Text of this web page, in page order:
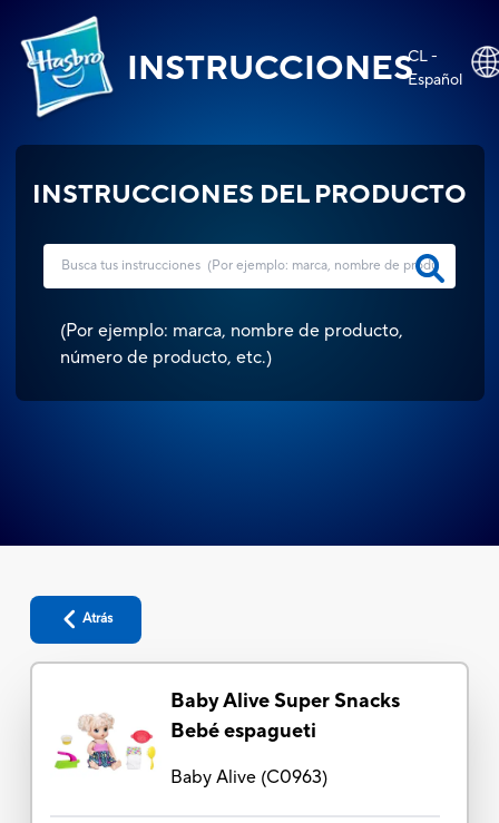
INSTRUCCIONESCL -
Español
INSTRUCCIONES DEL PRODUCTO
(Por ejemplo: marca, nombre de producto,
número de producto, etc.)
Atrás
Baby Alive Super Snacks
Bebé espagueti
Baby Alive(C0963)